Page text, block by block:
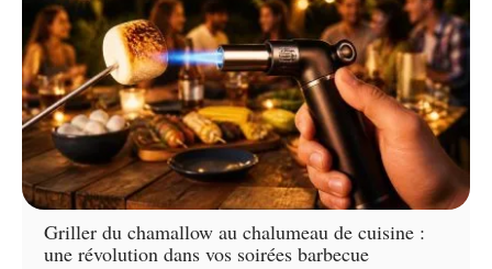
Griller du chamallow au chalumeau de cuisine :
une révolution dans vos soirées barbecue